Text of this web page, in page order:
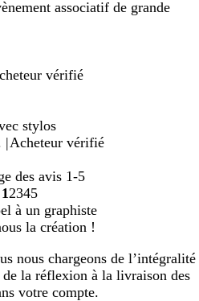
associatif de grande
vérifié
stylos
|Acheteur vérifié
des avis 1-5
Accéder
à
la
1 Accéder
à
la
2Accéder
à
la
3Accéder
à
la
4Accéder
à
la
page
5
à un graphiste
la création !
nous chargeons de l’intégralité
de la réflexion à la livraison des
votre compte.